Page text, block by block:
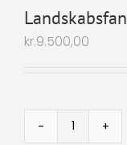
kr.9.500,00